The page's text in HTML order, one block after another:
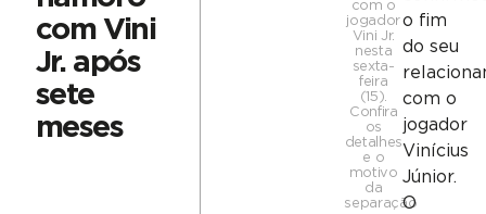
com Vini
Jr. após
sete
meses
com o
jogador
Vini Jr.
nesta
sexta-
feira
(15).
Confira
os
detalhes
e o
motivo
da
separação
o fim
do seu
com o
jogador
Vinícius
Júnior.
O